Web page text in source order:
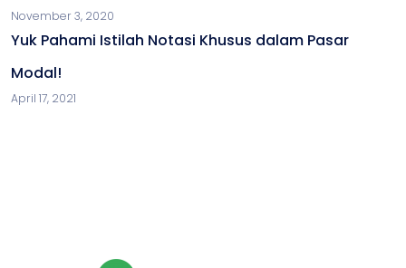
November 3, 2020
Yuk Pahami Istilah Notasi Khusus dalam Pasar
Modal!
April 17, 2021